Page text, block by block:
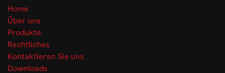
Home
Über uns
Produkte
Rechtliches
Kontaktieren Sie uns
Downloads